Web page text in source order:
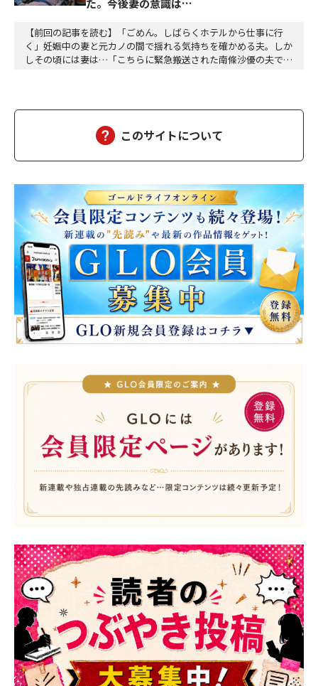
【前回の記事を読む】「ごめん。しばらくホテルから仕事に行
く」妊娠中の妻と元カノの間で揺れる気持ちを確かめる夫。しか
しその頃には妻は…「こちらに緊急搬送された南條沙優の夫です
しばらくして、担当医の先生が俺の元にやってきた。「南…
このサイトについて